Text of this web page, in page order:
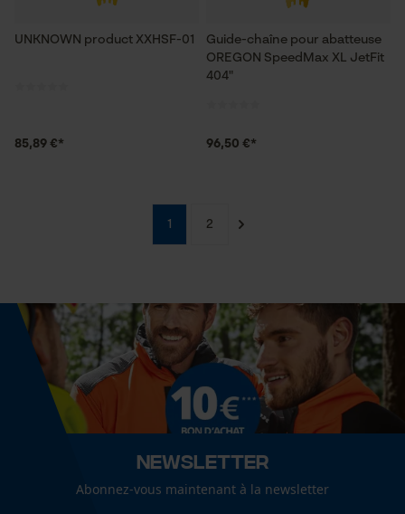
UNKNOWN product XXHSF-01
85,89 €*
Guide-chaîne pour abatteuse
OREGON SpeedMax XL JetFit
404"
96,50 €*
1 2
Newsletter
Abonnez-vous maintenant à la newsletter
Econda Analytics
Fact-Finder Tracking
Cookies de performance et de
fonctionnalité
Loop54 Personalization
Page d'accueil personnalisée
Panier sauvegardé
Salutation personnelle
Géo-IP et détection des
Vidéos YouTube